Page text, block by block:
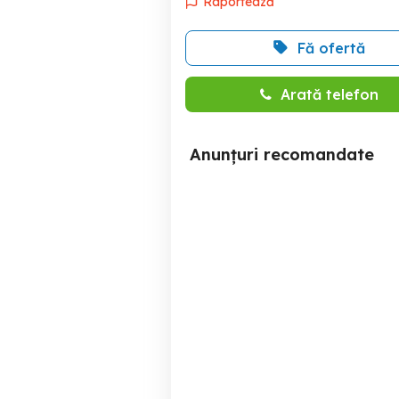
Fă ofertă
Arată telefon
Anunțuri recomandate